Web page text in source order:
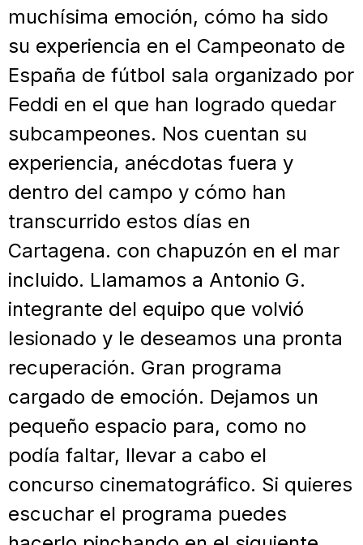
muchísima emoción, cómo ha sido
su experiencia en el Campeonato de
España de fútbol sala organizado por
Feddi en el que han logrado quedar
subcampeones. Nos cuentan su
experiencia, anécdotas fuera y
dentro del campo y cómo han
transcurrido estos días en
Cartagena. con chapuzón en el mar
incluido. Llamamos a Antonio G.
integrante del equipo que volvió
lesionado y le deseamos una pronta
recuperación. Gran programa
cargado de emoción. Dejamos un
pequeño espacio para, como no
podía faltar, llevar a cabo el
concurso cinematográfico. Si quieres
escuchar el programa puedes